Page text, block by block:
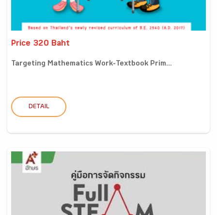
Price 320 Baht
Targeting Mathematics Work-Textbook Prim...
DETAIL